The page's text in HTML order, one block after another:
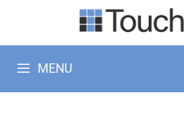
MENU